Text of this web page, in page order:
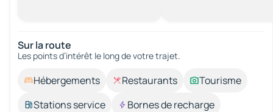
Sur la route
Les points d’intérêt le long de votre trajet.
Hébergements Restaurants
Tourisme
Stations service
Bornes de recharge